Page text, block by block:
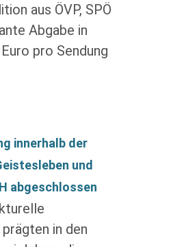
aus ÖVP, SPÖ
Abgabe in
pro Sendung
innerhalb der
und
abgeschlossen
in den